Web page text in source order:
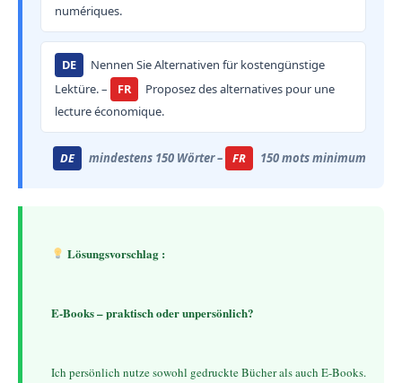
numériques.
DE
Nennen Sie Alternativen für kostengünstige
Lektüre. –
FR
Proposez des alternatives pour une
lecture économique.
DE mindestens 150 Wörter – FR 150 mots minimum
Lösungsvorschlag :
E-Books – praktisch oder unpersönlich?